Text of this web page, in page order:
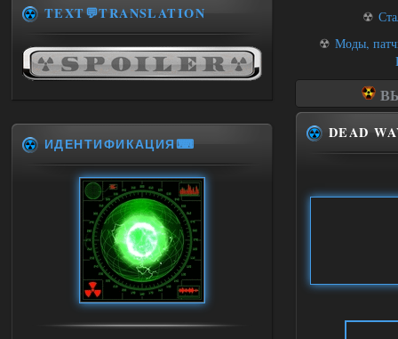
☢
☢ Моды,
DEAD
TEXT💬TRANSLATION
ИДЕНТИФИКАЦИЯ⌨